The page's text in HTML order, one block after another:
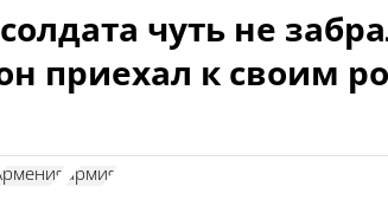
чуть не
приехал к своим
Армения армия